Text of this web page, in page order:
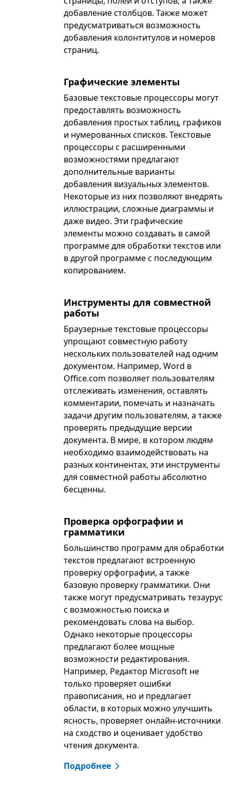
добавление столбцов. Также может
предусматриваться возможность
добавления колонтитулов и номеров
страниц.
Графические элементы
Базовые текстовые процессоры могут
предоставлять возможность
добавления простых таблиц, графиков
и нумерованных списков. Текстовые
процессоры с расширенными
возможностями предлагают
дополнительные варианты
добавления визуальных элементов.
Некоторые из них позволяют внедрять
иллюстрации, сложные диаграммы и
даже видео. Эти графические
элементы можно создавать в самой
программе для обработки текстов или
в другой программе с последующим
копированием.
Инструменты для совместной
работы
Браузерные текстовые процессоры
упрощают совместную работу
нескольких пользователей над одним
документом. Например, Word в
Office.com позволяет пользователям
отслеживать изменения, оставлять
комментарии, помечать и назначать
задачи другим пользователям, а также
проверять предыдущие версии
документа. В мире, в котором людям
необходимо взаимодействовать на
разных континентах, эти инструменты
для совместной работы абсолютно
бесценны.
Проверка орфографии и
грамматики
Большинство программ для обработки
текстов предлагают встроенную
проверку орфографии, а также
базовую проверку грамматики. Они
также могут предусматривать тезаурус
с возможностью поиска и
рекомендовать слова на выбор.
Однако некоторые процессоры
предлагают более мощные
возможности редактирования.
Например, Редактор Microsoft не
только проверяет ошибки
правописания, но и предлагает
области, в которых можно улучшить
ясность, проверяет онлайн-источники
на сходство и оценивает удобство
чтения документа.
Подробнее